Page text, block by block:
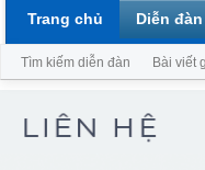
Trang chủ Diễn đàn
Tìm kiếm diễn đàn Bài viết